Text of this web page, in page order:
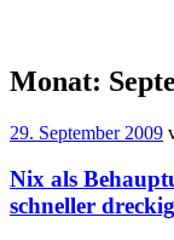
Monat:
29. September 2009
Nix als
schneller dreckig